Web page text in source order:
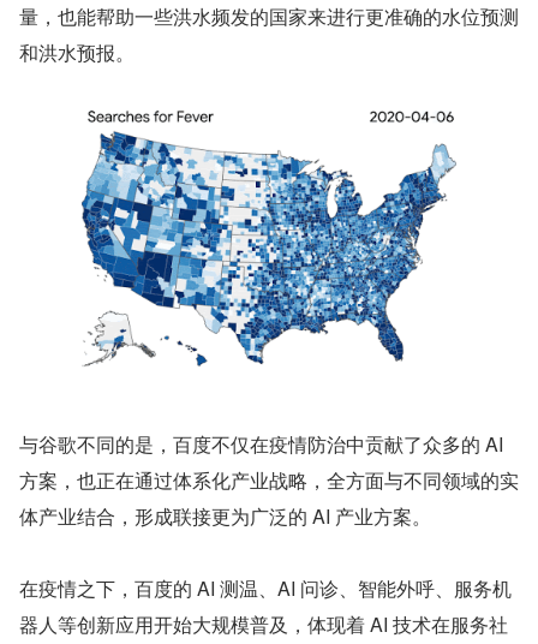
量，也能帮助一些洪水频发的国家来进行更准确的水位预测
和洪水预报。
与谷歌不同的是，百度不仅在疫情防治中贡献了众多的 AI
方案，也正在通过体系化产业战略，全方面与不同领域的实
体产业结合，形成联接更为广泛的 AI 产业方案。
在疫情之下，百度的 AI 测温、AI 问诊、智能外呼、服务机
器人等创新应用开始大规模普及，体现着 AI 技术在服务社